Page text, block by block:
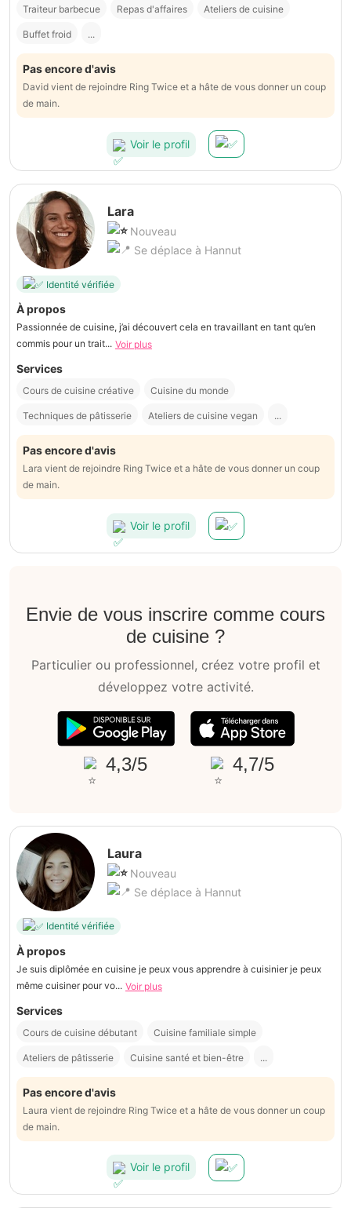
Traiteur barbecue Repas d'affaires Ateliers de cuisine
Buffet froid ...
Pas encore d'avis
David vient de rejoindre Ring Twice et a hâte de vous donner un coup
de main.
Voir le profil
Lara
Nouveau
Se déplace à Hannut
Identité vérifiée
À propos
Passionnée de cuisine, j’ai découvert cela en travaillant en tant qu’en
commis pour un trait... Voir plus
Services
Cours de cuisine créative Cuisine du monde
Techniques de pâtisserie Ateliers de cuisine vegan ...
Pas encore d'avis
Lara vient de rejoindre Ring Twice et a hâte de vous donner un coup
de main.
Voir le profil
Envie de vous inscrire comme cours
de cuisine ?
Particulier ou professionnel, créez votre profil et
développez votre activité.
4,3/5 4,7/5
Laura
Nouveau
Se déplace à Hannut
Identité vérifiée
À propos
Je suis diplômée en cuisine je peux vous apprendre à cuisinier je peux
même cuisiner pour vo... Voir plus
Services
Cours de cuisine débutant Cuisine familiale simple
Ateliers de pâtisserie Cuisine santé et bien-être ...
Pas encore d'avis
Laura vient de rejoindre Ring Twice et a hâte de vous donner un coup
de main.
Voir le profil